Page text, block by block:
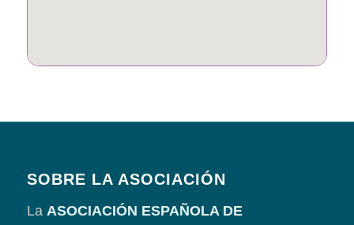
SOBRE LA ASOCIACIÓN
La ASOCIACIÓN ESPAÑOLA DE